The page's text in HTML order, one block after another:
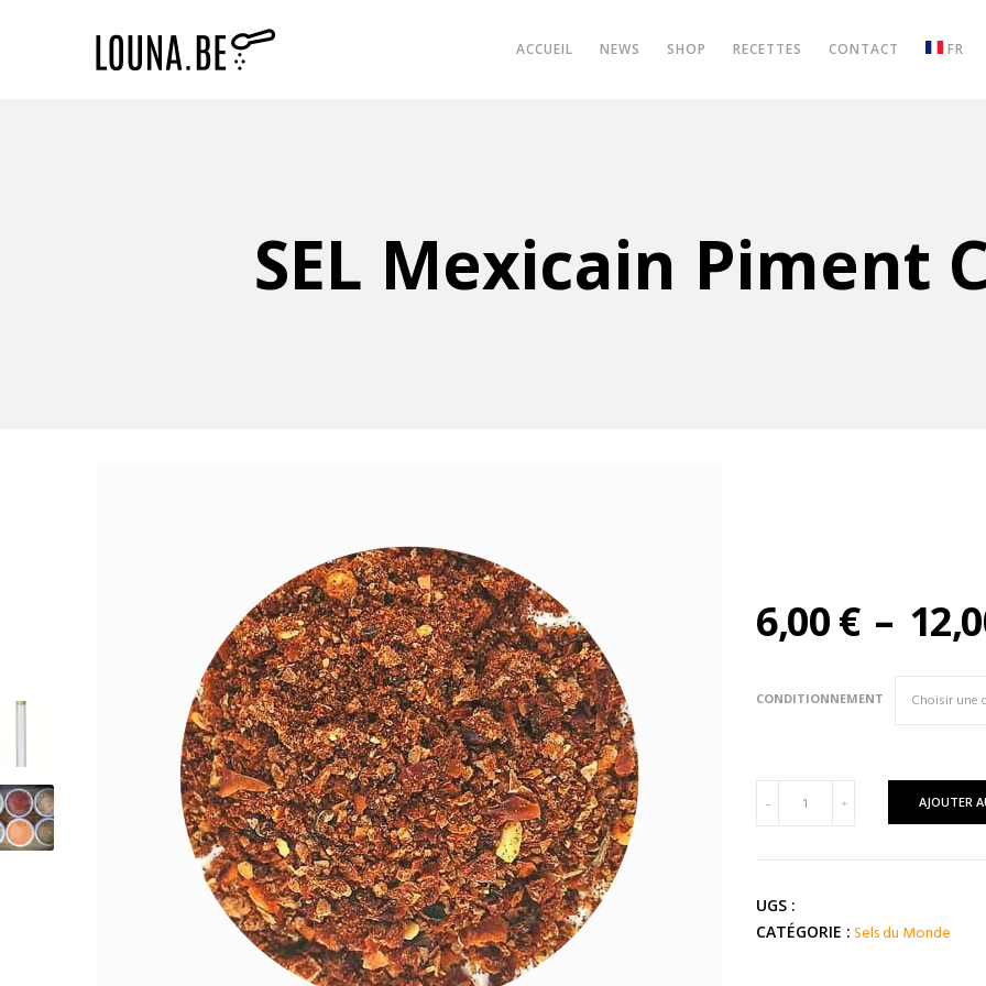
ACCUEIL NEWS SHOP RECETTES CONTACT FR
SEL Mexicain Piment
6,00€ –
CONDITIONNEMENT
Piment
Chipotle
- + AJOUTER
UGS :
CATÉGORIE : Sels du Monde